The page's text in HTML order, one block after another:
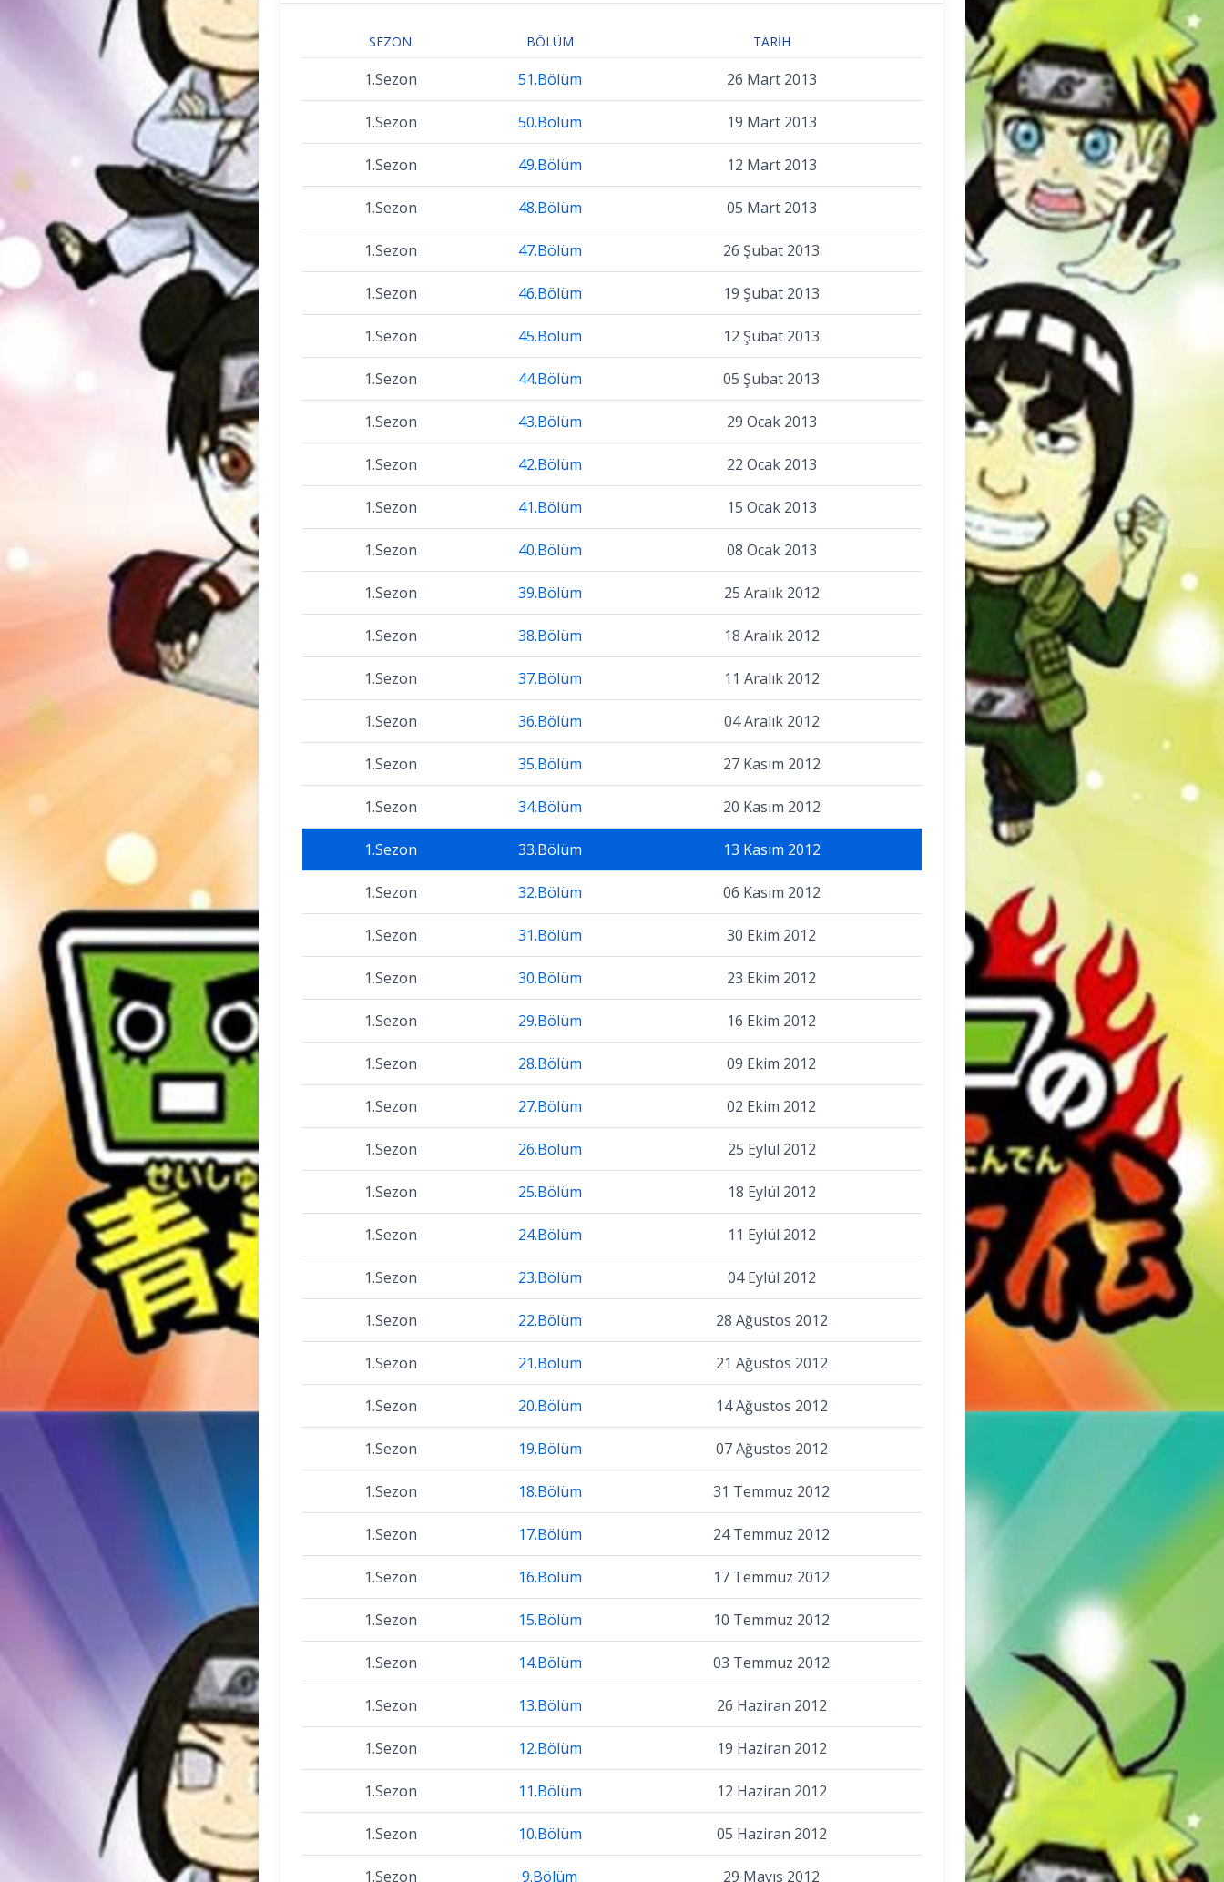
SEZON BÖLÜM TARIH
1.Sezon 51.Bölüm 26 Mart 2013
1.Sezon 50.Bölüm 19 Mart 2013
1.Sezon 49.Bölüm 12 Mart 2013
1.Sezon 48.Bölüm 05 Mart 2013
1.Sezon 47.Bölüm 26 Şubat 2013
1.Sezon 46.Bölüm 19 Şubat 2013
1.Sezon 45.Bölüm 12 Şubat 2013
1.Sezon 44.Bölüm 05 Şubat 2013
1.Sezon 43.Bölüm 29 Ocak 2013
1.Sezon 42.Bölüm 22 Ocak 2013
1.Sezon 41.Bölüm 15 Ocak 2013
1.Sezon 40.Bölüm 08 Ocak 2013
1.Sezon 39.Bölüm 25 Aralık 2012
1.Sezon 38.Bölüm 18 Aralık 2012
1.Sezon 37.Bölüm 11 Aralık 2012
1.Sezon 36.Bölüm 04 Aralık 2012
1.Sezon 35.Bölüm 27 Kasım 2012
1.Sezon 34.Bölüm 20 Kasım 2012
1.Sezon 33.Bölüm 13 Kasım 2012
1.Sezon 32.Bölüm 06 Kasım 2012
1.Sezon 31.Bölüm 30 Ekim 2012
1.Sezon 30.Bölüm 23 Ekim 2012
1.Sezon 29.Bölüm 16 Ekim 2012
1.Sezon 28.Bölüm 09 Ekim 2012
1.Sezon 27.Bölüm 02 Ekim 2012
1.Sezon 26.Bölüm 25 Eylül 2012
1.Sezon 25.Bölüm 18 Eylül 2012
1.Sezon 24.Bölüm 11 Eylül 2012
1.Sezon 23.Bölüm 04 Eylül 2012
1.Sezon 22.Bölüm 28 Ağustos 2012
1.Sezon 21.Bölüm 21 Ağustos 2012
1.Sezon 20.Bölüm 14 Ağustos 2012
1.Sezon 19.Bölüm 07 Ağustos 2012
1.Sezon 18.Bölüm 31 Temmuz 2012
1.Sezon 17.Bölüm 24 Temmuz 2012
1.Sezon 16.Bölüm 17 Temmuz 2012
1.Sezon 15.Bölüm 10 Temmuz 2012
1.Sezon 14.Bölüm 03 Temmuz 2012
1.Sezon 13.Bölüm 26 Haziran 2012
1.Sezon 12.Bölüm 19 Haziran 2012
1.Sezon 11.Bölüm 12 Haziran 2012
1.Sezon 10.Bölüm 05 Haziran 2012
1.Sezon 9.Bölüm 29 Mayıs 2012